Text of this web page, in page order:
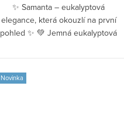
✨ Samanta – eukalyptová
elegance, která okouzlí na první
pohled ✨ 💚 Jemná eukalyptová
Novinka